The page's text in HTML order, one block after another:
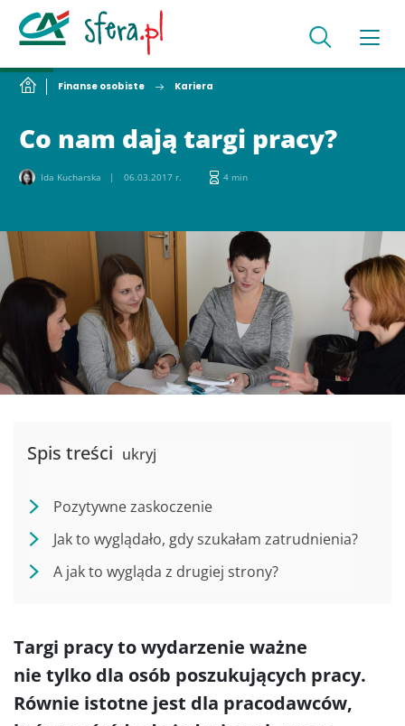
Finanse osobiste Kariera
Co nam dają targi pracy?
Ida Kucharska 06.03.2017 r. 4 min
Spis treści ukryj
Pozytywne zaskoczenie
Jak to wyglądało, gdy szukałam zatrudnienia?
A jak to wygląda z drugiej strony?
Targi pracy to wydarzenie ważne
nie tylko dla osób poszukujących pracy.
Równie istotne jest dla pracodawców,